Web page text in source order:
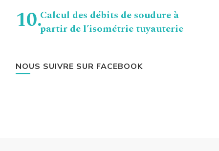
Calcul des débits de soudure à
partir de l’isométrie tuyauterie
NOUS SUIVRE SUR FACEBOOK